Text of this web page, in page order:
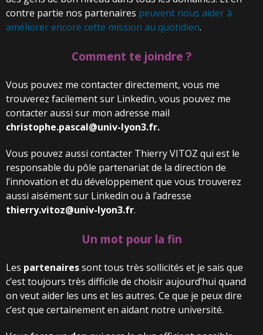
contre partie nos partenaires peuvent nous aider à
améliorer encore cette mission au quotidien.
Comment te joindre ?
Vous pouvez me contacter directement, vous me
trouverez facilement sur Linkedin, vous pouvez me
contacter aussi sur mon adresse mail
christophe.pascal@univ-lyon3.fr.
Vous pouvez aussi contacter Thierry VITOZ qui est le
responsable du pôle partenariat de la direction de
l’innovation et du développement que vous trouverez
aussi aisément sur Linkedin ou à l’adresse
thierry.vitoz@univ-lyon3.fr.
Un mot pour la fin
Les partenairessont tous très sollicités et je sais que
c’est toujours très difficile de choisir aujourd’hui quand
on veut aider les uns et les autres. Ce que je peux dire
c’est que certainement en aidant notre université.